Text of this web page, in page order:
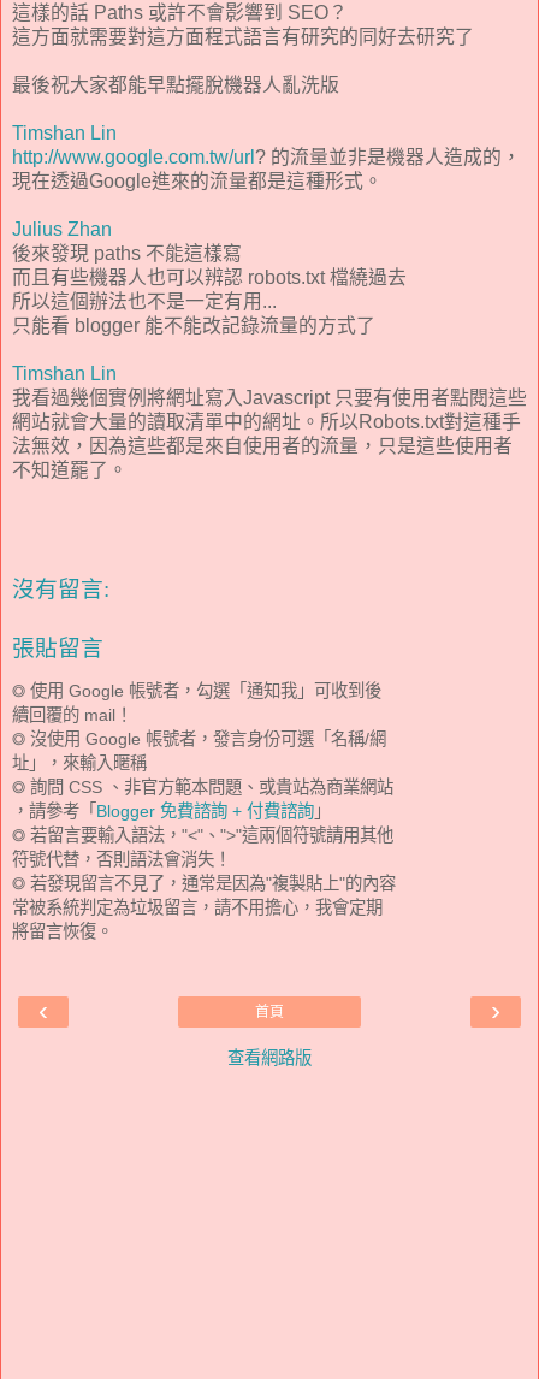
這樣的話 Paths 或許不會影響到 SEO？
這方面就需要對這方面程式語言有研究的同好去研究了
最後祝大家都能早點擺脫機器人亂洗版
Timshan Lin
http://www.google.com.tw/url ? 的流量並非是機器人造成的，
現在透過Google進來的流量都是這種形式。
Julius Zhan
後來發現 paths 不能這樣寫
而且有些機器人也可以辨認 robots.txt 檔繞過去
所以這個辦法也不是一定有用...
只能看 blogger 能不能改記錄流量的方式了
Timshan Lin
我看過幾個實例將網址寫入Javascript 只要有使用者點閱這些
網站就會大量的讀取清單中的網址。所以Robots.txt對這種手
法無效，因為這些都是來自使用者的流量，只是這些使用者
不知道罷了。
沒有留言:
張貼留言
◎ 使用 Google 帳號者，勾選「通知我」可收到後
續回覆的 mail！
◎ 沒使用 Google 帳號者，發言身份可選「名稱/網
址」，來輸入暱稱
◎ 詢問 CSS 、非官方範本問題、或貴站為商業網站
，請參考「 Blogger 免費諮詢 + 付費諮詢 」
◎ 若留言要輸入語法，"<"、">"這兩個符號請用其他
符號代替，否則語法會消失！
◎ 若發現留言不見了，通常是因為"複製貼上"的內容
常被系統判定為垃圾留言，請不用擔心，我會定期
將留言恢復。
‹ ›
首頁
查看網路版